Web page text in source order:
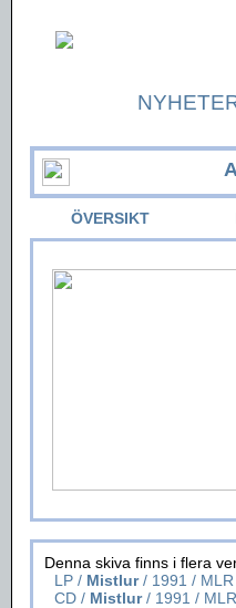
ÖVERSIKT
Denna skiva finns i flera
LP / Mistlur/ 1991 /
CD / Mistlur/ 1991 /